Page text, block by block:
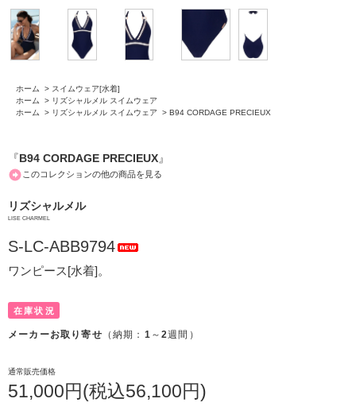
ホーム > スイムウェア[水着]
ホーム
> リズシャルメル スイムウェア
ホーム
> リズシャルメル スイムウェア > B94 CORDAGE PRECIEUX
『B94 CORDAGE PRECIEUX』
このコレクションの他の商品を見る
リズシャルメル
LISE CHARMEL
S-LC-ABB9794
ワンピース[水着]。
在庫状況
メーカーお取り寄せ （納期： 1 ～2週間）
通常販売価格
51,000円(税込56,100円)